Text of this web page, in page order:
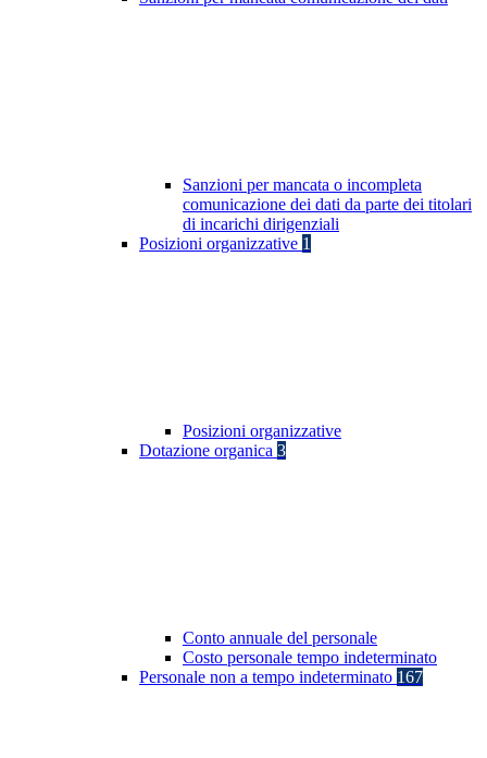
Sanzioni per mancata o incompleta
comunicazione dei dati da parte dei titolari
di incarichi dirigenziali
Posizioni organizzative 1
Posizioni organizzative
Dotazione organica 3
Conto annuale del personale
Costo personale tempo indeterminato
Personale non a tempo indeterminato 167